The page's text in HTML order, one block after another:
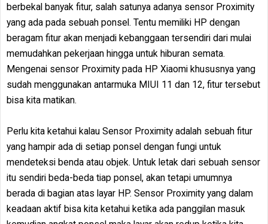
berbekal banyak fitur, salah satunya adanya sensor Proximity
yang ada pada sebuah ponsel. Tentu memiliki HP dengan
beragam fitur akan menjadi kebanggaan tersendiri dari mulai
memudahkan pekerjaan hingga untuk hiburan semata.
Mengenai sensor Proximity pada HP Xiaomi khususnya yang
sudah menggunakan antarmuka MIUI 11 dan 12, fitur tersebut
bisa kita matikan.
Perlu kita ketahui kalau Sensor Proximity adalah sebuah fitur
yang hampir ada di setiap ponsel dengan fungi untuk
mendeteksi benda atau objek. Untuk letak dari sebuah sensor
itu sendiri beda-beda tiap ponsel, akan tetapi umumnya
berada di bagian atas layar HP. Sensor Proximity yang dalam
keadaan aktif bisa kita ketahui ketika ada panggilan masuk